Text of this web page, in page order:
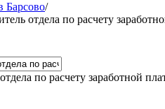
Барсово/
отдела по расчету
по расчету заработной